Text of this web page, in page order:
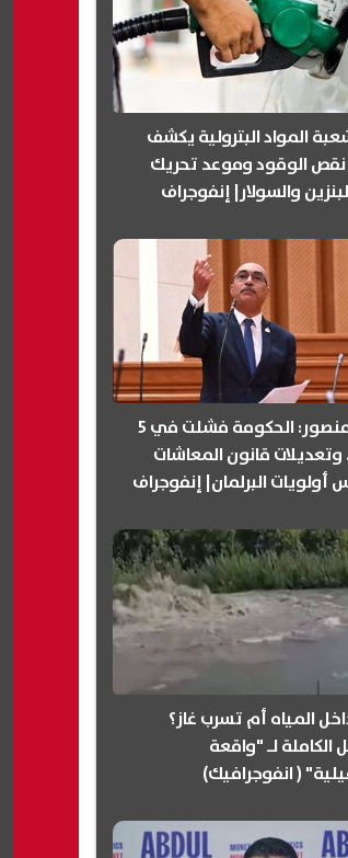
المواد البترولية يكشف
الوقود وموعد تحريك
والسولار| إنفوجراف
إيهاب منصور: الحكومة فشلت في 5
قانون المعاشات
أولويات البرلمان| إنفوجراف
المياه أم تسرب غاز؟
الكاملة لـ "واقعة
( انفوجرافيك)